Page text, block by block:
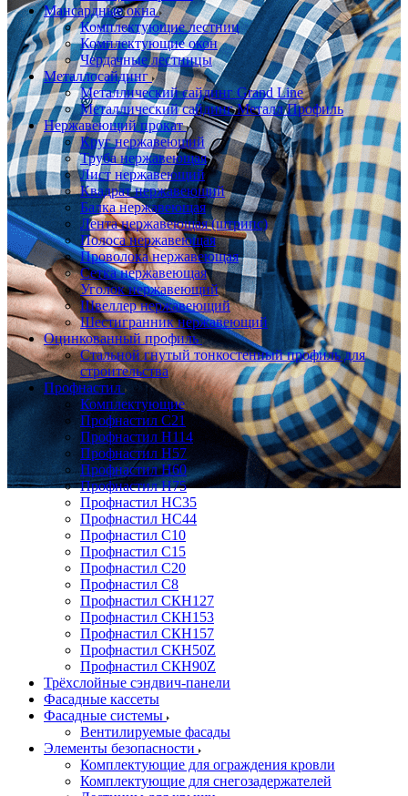
Мансардные окна
Комплектующие лестниц
Комплектующие окон
Чердачные лестницы
Металлосайдинг
Металлический сайдинг Grand Line
Металлический сайдинг Металл Профиль
Нержавеющий прокат
Круг нержавеющий
Труба нержавеющая
Лист нержавеющий
Квадрат нержавеющий
Балка нержавеющая
Лента нержавеющая (штрипс)
Полоса нержавеющая
Проволока нержавеющая
Сетка нержавеющая
Уголок нержавеющий
Швеллер нержавеющий
Шестигранник нержавеющий
Оцинкованный профиль
Стальной гнутый тонкостенный профиль для
строительства
Профнастил
Комплектующие
Профнастил C21
Профнастил Н114
Профнастил Н57
Профнастил Н60
Профнастил Н75
Профнастил НС35
Профнастил НС44
Профнастил С10
Профнастил С15
Профнастил С20
Профнастил С8
Профнастил СКН127
Профнастил СКН153
Профнастил СКН157
Профнастил СКН50Z
Профнастил СКН90Z
Трёхслойные сэндвич-панели
Фасадные кассеты
Фасадные системы
Вентилируемые фасады
Элементы безопасности
Комплектующие для ограждения кровли
Комплектующие для снегозадержателей